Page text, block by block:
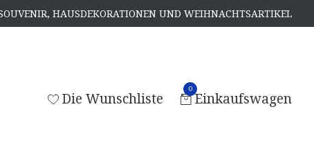
HAUSDEKORATIONEN UND WEIHNACHTSARTIKEL
Die Wunschliste
0
Einkaufswagen